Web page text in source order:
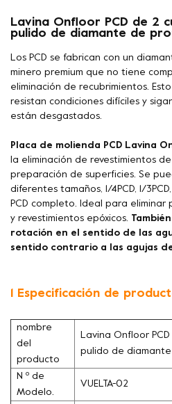
Lavina Onfloor PCD de 2
pulido de diamante de
Los PCD se fabrican con un
minero premium que no tiene
eliminación de recubrimientos.
resistan condiciones difíciles y
están desgastados.
Placa de molienda PCD Lavina
la eliminación de revestimientos
preparación de superficies. Se
diferentes tamaños, 1/4PCD, 1/
PCD completo. Ideal para eliminar
y revestimientos epóxicos.
rotación en el sentido de las
sentido contrario a las agujas
1 Especificación de
nombre
del
producto
Lavina Onfloor
pulido de
N º de
Modelo.
VUELTA-02